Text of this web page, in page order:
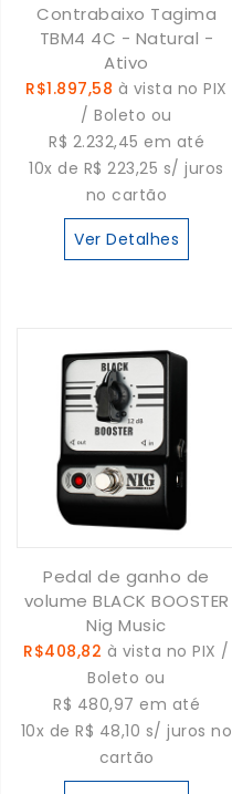
Contrabaixo Tagima
TBM4 4C - Natural -
Ativo
R$1.897,58 à vista no PIX
/ Boleto ou
R$ 2.232,45 em até
10x de R$ 223,25 s/ juros
no cartão
Ver Detalhes
Pedal de ganho de
volume BLACK BOOSTER
Nig Music
R$408,82 à vista no PIX /
Boleto ou
R$ 480,97 em até
10x de R$ 48,10 s/ juros no
cartão